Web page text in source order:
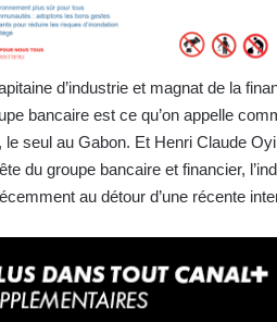
d’industrie et magnat de la
bancaire est ce qu’on appelle
le seul au Gabon. Et Henri Claude
du groupe bancaire et financier,
au détour d’une récente